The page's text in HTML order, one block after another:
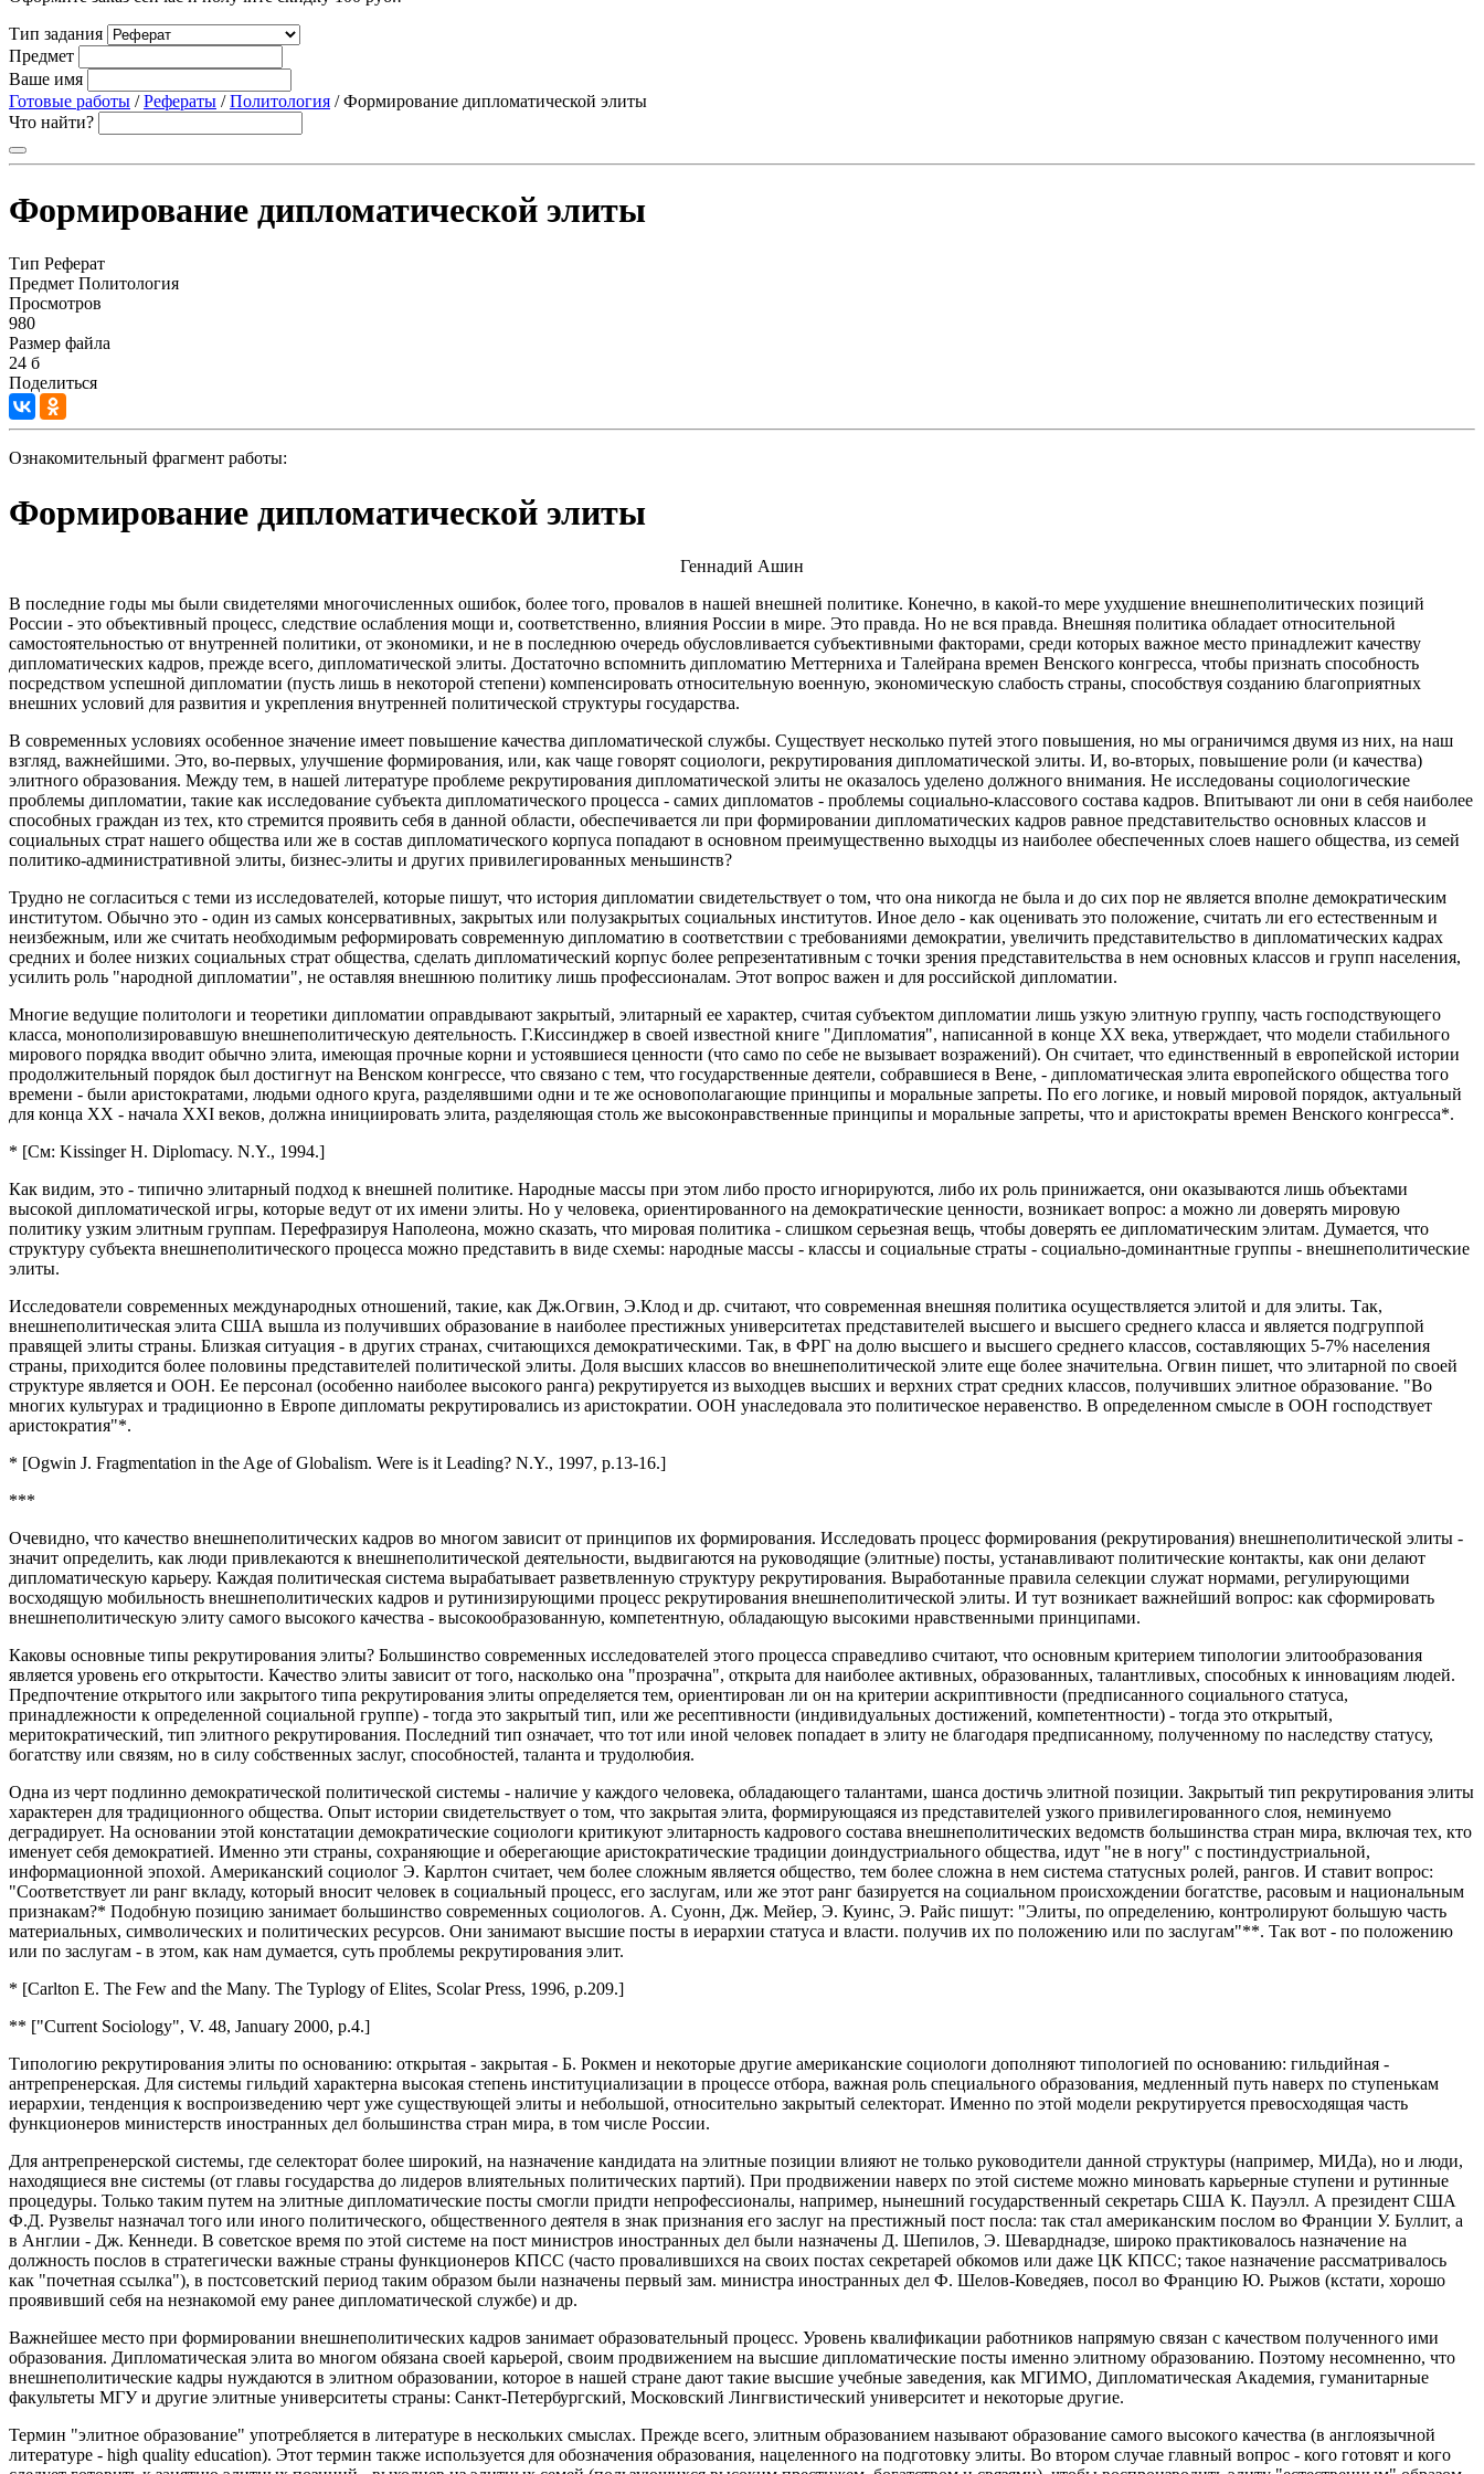
Тип задания
Предмет
Ваше имя
Готовые работы /Рефераты /Политология / Формирование дипломатической элиты
Что найти?
Формирование дипломатической элиты
Тип Реферат
Предмет Политология
Просмотров
980
Размер файла
24 б
Поделиться
Ознакомительный фрагмент работы:
Формирование дипломатической элиты
Геннадий Ашин
В последние годы мы были свидетелями многочисленных ошибок, более того, провалов в нашей внешней политике. Конечно, в какой-то мере ухудшение внешнеполитических позиций
России - это объективный процесс, следствие ослабления мощи и, соответственно, влияния России в мире. Это правда. Но не вся правда. Внешняя политика обладает относительной
самостоятельностью от внутренней политики, от экономики, и не в последнюю очередь обусловливается субъективными факторами, среди которых важное место принадлежит качеству
дипломатических кадров, прежде всего, дипломатической элиты. Достаточно вспомнить дипломатию Меттерниха и Талейрана времен Венского конгресса, чтобы признать способность
посредством успешной дипломатии (пусть лишь в некоторой степени) компенсировать относительную военную, экономическую слабость страны, способствуя созданию благоприятных
внешних условий для развития и укрепления внутренней политической структуры государства.
В современных условиях особенное значение имеет повышение качества дипломатической службы. Существует несколько путей этого повышения, но мы ограничимся двумя из них, на наш
взгляд, важнейшими. Это, во-первых, улучшение формирования, или, как чаще говорят социологи, рекрутирования дипломатической элиты. И, во-вторых, повышение роли (и качества)
элитного образования. Между тем, в нашей литературе проблеме рекрутирования дипломатической элиты не оказалось уделено должного внимания. Не исследованы социологические
проблемы дипломатии, такие как исследование субъекта дипломатического процесса - самих дипломатов - проблемы социально-классового состава кадров. Впитывают ли они в себя наиболее
способных граждан из тех, кто стремится проявить себя в данной области, обеспечивается ли при формировании дипломатических кадров равное представительство основных классов и
социальных страт нашего общества или же в состав дипломатического корпуса попадают в основном преимущественно выходцы из наиболее обеспеченных слоев нашего общества, из семей
политико-административной элиты, бизнес-элиты и других привилегированных меньшинств?
Трудно не согласиться с теми из исследователей, которые пишут, что история дипломатии свидетельствует о том, что она никогда не была и до сих пор не является вполне демократическим
институтом. Обычно это - один из самых консервативных, закрытых или полузакрытых социальных институтов. Иное дело - как оценивать это положение, считать ли его естественным и
неизбежным, или же считать необходимым реформировать современную дипломатию в соответствии с требованиями демократии, увеличить представительство в дипломатических кадрах
средних и более низких социальных страт общества, сделать дипломатический корпус более репрезентативным с точки зрения представительства в нем основных классов и групп населения,
усилить роль "народной дипломатии", не оставляя внешнюю политику лишь профессионалам. Этот вопрос важен и для российской дипломатии.
Многие ведущие политологи и теоретики дипломатии оправдывают закрытый, элитарный ее характер, считая субъектом дипломатии лишь узкую элитную группу, часть господствующего
класса, монополизировавшую внешнеполитическую деятельность. Г.Киссинджер в своей известной книге "Дипломатия", написанной в конце ХХ века, утверждает, что модели стабильного
мирового порядка вводит обычно элита, имеющая прочные корни и устоявшиеся ценности (что само по себе не вызывает возражений). Он считает, что единственный в европейской истории
продолжительный порядок был достигнут на Венском конгрессе, что связано с тем, что государственные деятели, собравшиеся в Вене, - дипломатическая элита европейского общества того
времени - были аристократами, людьми одного круга, разделявшими одни и те же основополагающие принципы и моральные запреты. По его логике, и новый мировой порядок, актуальный
для конца XX - начала XXI веков, должна инициировать элита, разделяющая столь же высоконравственные принципы и моральные запреты, что и аристократы времен Венского конгресса*.
* [См: Kissinger H. Diplomacy. N.Y., 1994.]
Как видим, это - типично элитарный подход к внешней политике. Народные массы при этом либо просто игнорируются, либо их роль принижается, они оказываются лишь объектами
высокой дипломатической игры, которые ведут от их имени элиты. Но у человека, ориентированного на демократические ценности, возникает вопрос: а можно ли доверять мировую
политику узким элитным группам. Перефразируя Наполеона, можно сказать, что мировая политика - слишком серьезная вещь, чтобы доверять ее дипломатическим элитам. Думается, что
структуру субъекта внешнеполитического процесса можно представить в виде схемы: народные массы - классы и социальные страты - социально-доминантные группы - внешнеполитические
элиты.
Исследователи современных международных отношений, такие, как Дж.Огвин, Э.Клод и др. считают, что современная внешняя политика осуществляется элитой и для элиты. Так,
внешнеполитическая элита США вышла из получивших образование в наиболее престижных университетах представителей высшего и высшего среднего класса и является подгруппой
правящей элиты страны. Близкая ситуация - в других странах, считающихся демократическими. Так, в ФРГ на долю высшего и высшего среднего классов, составляющих 5-7% населения
страны, приходится более половины представителей политической элиты. Доля высших классов во внешнеполитической элите еще более значительна. Огвин пишет, что элитарной по своей
структуре является и ООН. Ее персонал (особенно наиболее высокого ранга) рекрутируется из выходцев высших и верхних страт средних классов, получивших элитное образование. "Во
многих культурах и традиционно в Европе дипломаты рекрутировались из аристократии. ООН унаследовала это политическое неравенство. В определенном смысле в ООН господствует
аристократия"*.
* [Ogwin J. Fragmentation in the Age of Globalism. Were is it Leading? N.Y., 1997, p.13-16.]
***
Очевидно, что качество внешнеполитических кадров во многом зависит от принципов их формирования. Исследовать процесс формирования (рекрутирования) внешнеполитической элиты -
значит определить, как люди привлекаются к внешнеполитической деятельности, выдвигаются на руководящие (элитные) посты, устанавливают политические контакты, как они делают
дипломатическую карьеру. Каждая политическая система вырабатывает разветвленную структуру рекрутирования. Выработанные правила селекции служат нормами, регулирующими
восходящую мобильность внешнеполитических кадров и рутинизирующими процесс рекрутирования внешнеполитической элиты. И тут возникает важнейший вопрос: как сформировать
внешнеполитическую элиту самого высокого качества - высокообразованную, компетентную, обладающую высокими нравственными принципами.
Каковы основные типы рекрутирования элиты? Большинство современных исследователей этого процесса справедливо считают, что основным критерием типологии элитообразования
является уровень его открытости. Качество элиты зависит от того, насколько она "прозрачна", открыта для наиболее активных, образованных, талантливых, способных к инновациям людей.
Предпочтение открытого или закрытого типа рекрутирования элиты определяется тем, ориентирован ли он на критерии аскриптивности (предписанного социального статуса,
принадлежности к определенной социальной группе) - тогда это закрытый тип, или же ресептивности (индивидуальных достижений, компетентности) - тогда это открытый,
меритократический, тип элитного рекрутирования. Последний тип означает, что тот или иной человек попадает в элиту не благодаря предписанному, полученному по наследству статусу,
богатству или связям, но в силу собственных заслуг, способностей, таланта и трудолюбия.
Одна из черт подлинно демократической политической системы - наличие у каждого человека, обладающего талантами, шанса достичь элитной позиции. Закрытый тип рекрутирования элиты
характерен для традиционного общества. Опыт истории свидетельствует о том, что закрытая элита, формирующаяся из представителей узкого привилегированного слоя, неминуемо
деградирует. На основании этой констатации демократические социологи критикуют элитарность кадрового состава внешнеполитических ведомств большинства стран мира, включая тех, кто
именует себя демократией. Именно эти страны, сохраняющие и оберегающие аристократические традиции доиндустриального общества, идут "не в ногу" с постиндустриальной,
информационной эпохой. Американский социолог Э. Карлтон считает, чем более сложным является общество, тем более сложна в нем система статусных ролей, рангов. И ставит вопрос:
"Соответствует ли ранг вкладу, который вносит человек в социальный процесс, его заслугам, или же этот ранг базируется на социальном происхождении богатстве, расовым и национальным
признакам?* Подобную позицию занимает большинство современных социологов. А. Суонн, Дж. Мейер, Э. Куинс, Э. Райс пишут: "Элиты, по определению, контролируют большую часть
материальных, символических и политических ресурсов. Они занимают высшие посты в иерархии статуса и власти. получив их по положению или по заслугам"**. Так вот - по положению
или по заслугам - в этом, как нам думается, суть проблемы рекрутирования элит.
* [Carlton E. The Few and the Many. The Typlogy of Elites, Scolar Press, 1996, p.209.]
** ["Current Sociology", V. 48, January 2000, p.4.]
Типологию рекрутирования элиты по основанию: открытая - закрытая - Б. Рокмен и некоторые другие американские социологи дополняют типологией по основанию: гильдийная -
антрепренерская. Для системы гильдий характерна высокая степень институциализации в процессе отбора, важная роль специального образования, медленный путь наверх по ступенькам
иерархии, тенденция к воспроизведению черт уже существующей элиты и небольшой, относительно закрытый селекторат. Именно по этой модели рекрутируется превосходящая часть
функционеров министерств иностранных дел большинства стран мира, в том числе России.
Для антрепренерской системы, где селекторат более широкий, на назначение кандидата на элитные позиции влияют не только руководители данной структуры (например, МИДа), но и люди,
находящиеся вне системы (от главы государства до лидеров влиятельных политических партий). При продвижении наверх по этой системе можно миновать карьерные ступени и рутинные
процедуры. Только таким путем на элитные дипломатические посты смогли придти непрофессионалы, например, нынешний государственный секретарь США К. Пауэлл. А президент США
Ф.Д. Рузвельт назначал того или иного политического, общественного деятеля в знак признания его заслуг на престижный пост посла: так стал американским послом во Франции У. Буллит, а
в Англии - Дж. Кеннеди. В советское время по этой системе на пост министров иностранных дел были назначены Д. Шепилов, Э. Шеварднадзе, широко практиковалось назначение на
должность послов в стратегически важные страны функционеров КПСС (часто провалившихся на своих постах секретарей обкомов или даже ЦК КПСС; такое назначение рассматривалось
как "почетная ссылка"), в постсоветский период таким образом были назначены первый зам. министра иностранных дел Ф. Шелов-Коведяев, посол во Францию Ю. Рыжов (кстати, хорошо
проявивший себя на незнакомой ему ранее дипломатической службе) и др.
Важнейшее место при формировании внешнеполитических кадров занимает образовательный процесс. Уровень квалификации работников напрямую связан с качеством полученного ими
образования. Дипломатическая элита во многом обязана своей карьерой, своим продвижением на высшие дипломатические посты именно элитному образованию. Поэтому несомненно, что
внешнеполитические кадры нуждаются в элитном образовании, которое в нашей стране дают такие высшие учебные заведения, как МГИМО, Дипломатическая Академия, гуманитарные
факультеты МГУ и другие элитные университеты страны: Санкт-Петербургский, Московский Лингвистический университет и некоторые другие.
Термин "элитное образование" употребляется в литературе в нескольких смыслах. Прежде всего, элитным образованием называют образование самого высокого качества (в англоязычной
литературе - high quality education). Этот термин также используется для обозначения образования, нацеленного на подготовку элиты. Во втором случае главный вопрос - кого готовят и кого